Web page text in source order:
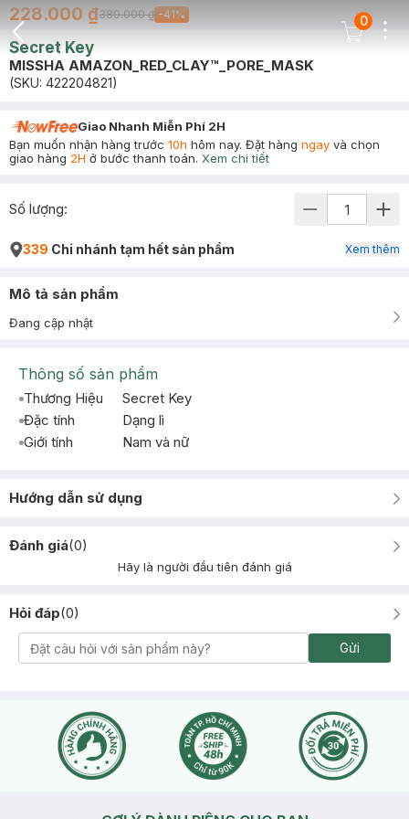
Back Icon
Cart Icon
0
228.000 ₫389.000 ₫ -41%
Secret Key
MISSHA AMAZON_RED_CLAY™_PORE_MASK
(SKU: 422204821)
Giao Nhanh Miễn Phí 2H
Bạn muốn nhận hàng trước 10h hôm nay. Đặt hàng ngay và chọn
giao hàng 2H ở bước thanh toán. Xem chi tiết
Số lượng:
339 Chi nhánh tạm hết sản phẩm Xem thêm
Mô tả sản phẩm
Đang cập nhật
Thông số sản phẩm
Thương Hiệu
Secret Key
Đặc tính
Dạng lì
Giới tính
Nam và nữ
Hướng dẫn sử dụng
Đánh giá(0)
Hãy là người đầu tiên đánh giá
Hỏi đáp(0)
Gửi